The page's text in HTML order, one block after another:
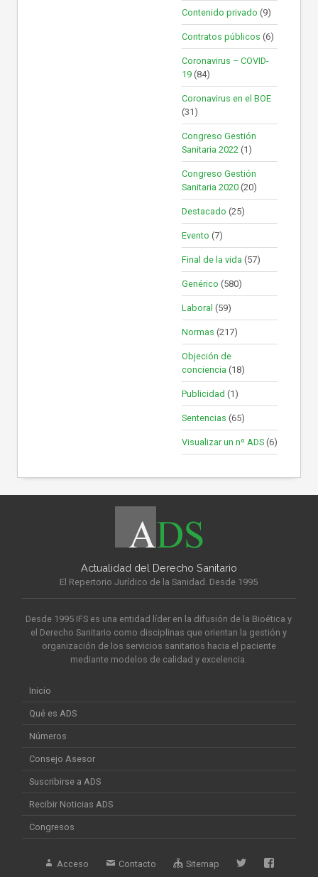
Contenido privado (9)
Contratos públicos (6)
Coronavirus – COVID-
19 (84)
Coronavirus en el BOE
(31)
Congreso Gestión
Sanitaria 2022 (1)
Congreso Gestión
Sanitaria 2020 (20)
Destacado (25)
Evento (7)
Final de la vida (57)
Genérico (580)
Laboral (59)
Normas (217)
Objeción de
conciencia (18)
Publicidad (1)
Sentencias (65)
Visualizar un nº ADS (6)
Actualidad del Derecho Sanitario
El Repertorio Jurídico de la Sanidad. Desde 1995
Desde 1995 IFS es una entidad líder en la difusión de la Bioética y
el Derecho Sanitario como disciplinas que orientan la gestión y
organización de los servicios sanitarios hacia el paciente
mediante modelos de calidad y excelencia.
Inicio
Qué es ADS
Números
Consejo Asesor
Suscribirse a ADS
Recibir Noticias ADS
Congresos
Acceso Contacto Sitemap